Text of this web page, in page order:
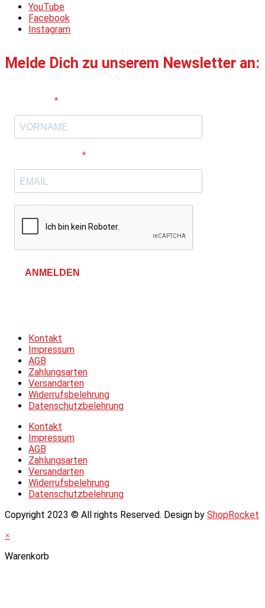
YouTube
Facebook
Instagram
Melde Dich zu unserem Newsletter an:
ANMELDEN
Kontakt
Impressum
AGB
Zahlungsarten
Versandarten
Widerrufsbelehrung
Datenschutzbelehrung
Kontakt
Impressum
AGB
Zahlungsarten
Versandarten
Widerrufsbelehrung
Datenschutzbelehrung
Copyright 2023 © All rights Reserved. Design by ShopRocket
×
Warenkorb